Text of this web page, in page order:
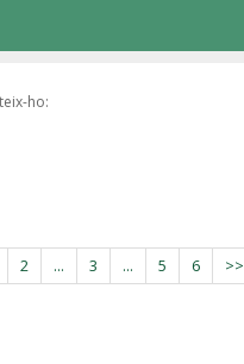
ho:
2 ... 3 ... 5 6 >>